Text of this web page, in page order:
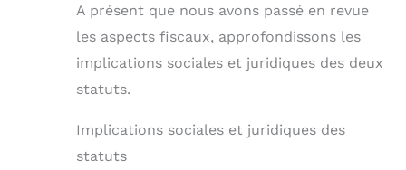
A présent que nous avons passé en revue
les aspects fiscaux, approfondissons les
implications sociales et juridiques des deux
statuts.
Implications sociales et juridiques des
statuts